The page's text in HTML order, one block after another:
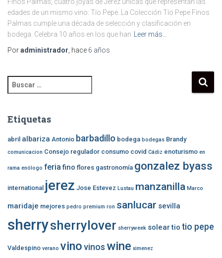
edades de un mismo vino: Tío Pepe. La Colección Tío Pepe Finos
Palmas cumple una década de selección y clasificación en
bodega. Celebra 10 años en los que han
Leer más…
Poradministrador , hace 6 años
u
a
Etiquetas
abril albariza Antonio barbadillo bodega bodegas Brandy
comunicacion Consejo regulador consumo covid Cádiz enoturismo en
rama enólogo feria fino flores gastronomía gonzalez byass
international jerez Jose Estevez Lustau manzanilla Marco
maridaje mejores pedro premium ron sanlucar sevilla
sherrysherrylover sherryweek solear tio tio pepe
Valdespino verano vino vinos wine ximenez